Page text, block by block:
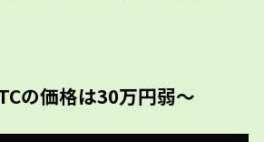
の価格は30万円弱～